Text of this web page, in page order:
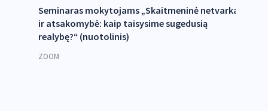
Seminaras mokytojams „Skaitmeninė netvarka
ir atsakomybė: kaip taisysime sugedusią
realybę?“ (nuotolinis)
ZOOM